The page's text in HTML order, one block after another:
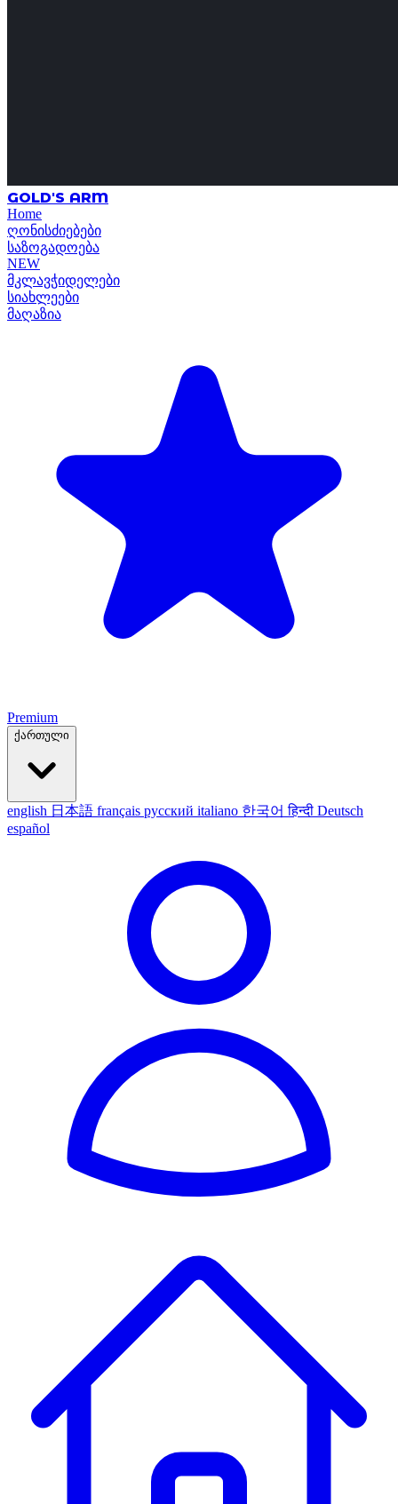
GOLD'S ARM
Home
ღონისძიებები
საზოგადოება
NEW
მკლავჭიდელები
სიახლეები
მაღაზია
Premium
ქართული
english 日本語 français русский italiano 한국어हिन्दी Deutsch
español